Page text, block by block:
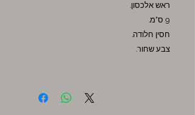
ראש אלכסון.
9 ס"מ.
חסין חלודה.
צבע שחור.